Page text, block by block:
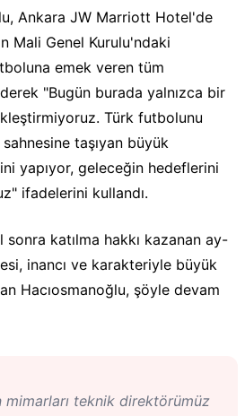
Ankara JW Marriott Hotel'de
Mali Genel Kurulu'ndaki
emek veren tüm
"Bugün burada yalnızca bir
Türk futbolunu
taşıyan büyük
yapıyor, geleceğin hedeflerini
ifadelerini kullandı.
sonra katılma hakkı kazanan ay-
inancı ve karakteriyle büyük
Hacıosmanoğlu, şöyle devam
mimarları teknik direktörümüz